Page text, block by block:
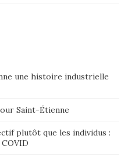
une histoire industrielle
Saint-Étienne
plutôt que les individus :